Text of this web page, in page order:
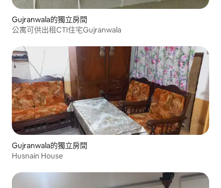
Gujranwala的獨立房間
公寓可供出租CTI住宅Gujranwala
Gujranwala的獨立房間
Husnain House